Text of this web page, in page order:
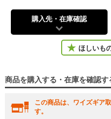
購入先・在庫確認
ほしいも
商品を購入する・在庫を確認す
この商品は、ワイズギア
す。